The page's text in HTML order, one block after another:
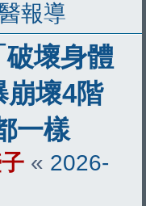
報導
壞身體
崩壞4階
一樣
« 2026-